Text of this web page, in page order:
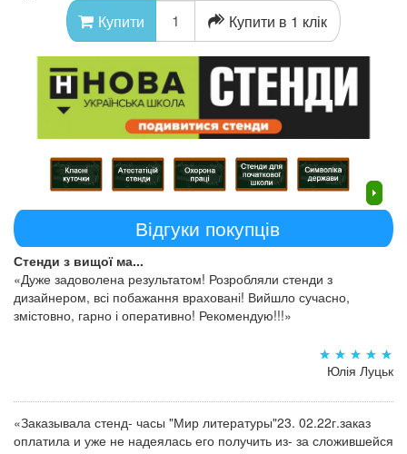
Купити Купити в 1 клік
Відгуки покупців
Стенди з вищої ма...
«Дуже задоволена результатом! Розробляли стенди з
дизайнером, всі побажання враховані! Вийшло сучасно,
змістовно, гарно і оперативно! Рекомендую!!!»
Юлія Луцьк
«Заказывала стенд- часы "Мир литературы"23. 02.22г.заказ
оплатила и уже не надеялась его получить из- за сложившейся